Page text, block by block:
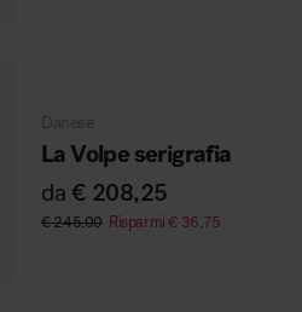
Danese
La Volpe serigrafia
da€ 208,25
€245,00 Risparmi€ 36,75